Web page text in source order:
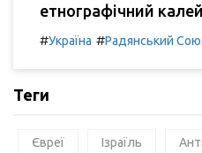
етнографічний
#Україна #Радянський
Теги
Євреї Ізраїль